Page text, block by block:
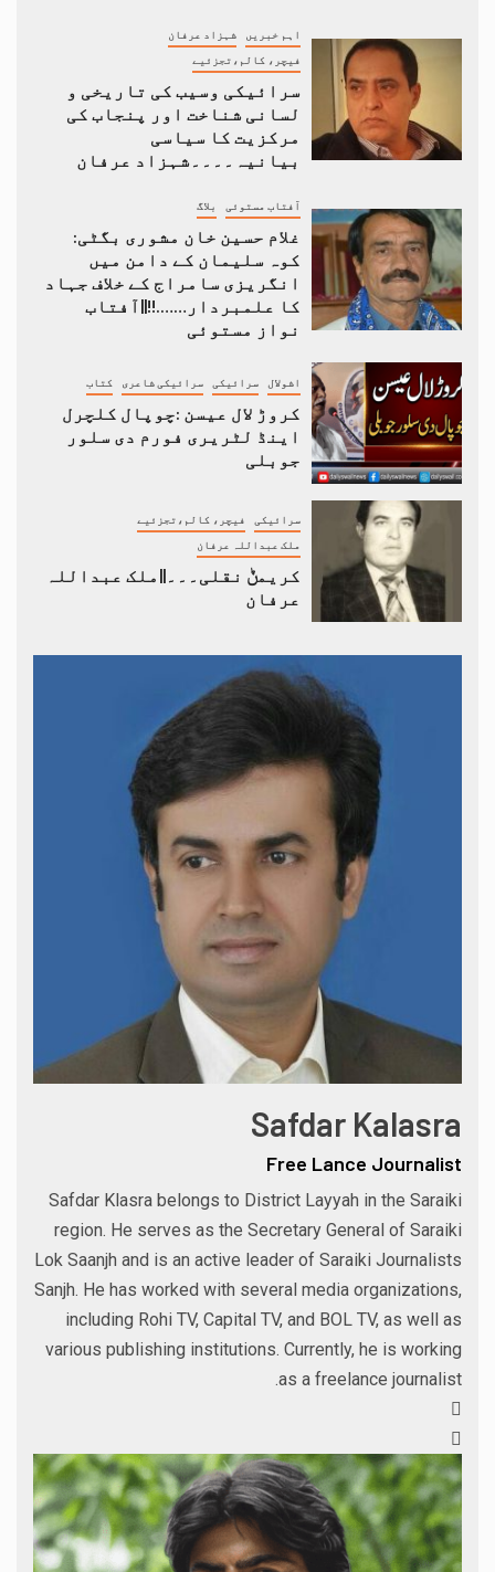
اہم خبریں شہزاد عرفان
فیچر، کالم،تجزئیے
سرائیکی وسیب کی تاریخی و
لسانی شناخت اور پنجاب کی
مرکزیت کا سیاسی
بیانیہ۔۔۔۔شہزاد عرفان
آفتاب مستوئی بلاگ
غلام حسین خان مشوری بگٹی:
کوہ سلیمان کے دامن میں
انگریزی سامراج کے خلاف جہاد
کا علمبردار…….!!||آفتاب
نواز مستوئی
اشولال سرائیکی سرائیکی شاعری کتاب
کروڑ لال عیسن :چوپال کلچرل
اینڈ لٹریری فورم دی سلور
جوبلی
سرائیکی فیچر، کالم،تجزئیے
ملک عبداللہ عرفان
کریمݨ نقلی۔۔۔||ملک عبداللہ
عرفان
Safdar Kalasra
Free Lance Journalist
Safdar Klasra belongs to District Layyah in the Saraiki
region. He serves as the Secretary General of Saraiki
Lok Saanjh and is an active leader of Saraiki Journalists
Sanjh. He has worked with several media organizations,
including Rohi TV, Capital TV, and BOL TV, as well as
various publishing institutions. Currently, he is working
as a freelance journalist.